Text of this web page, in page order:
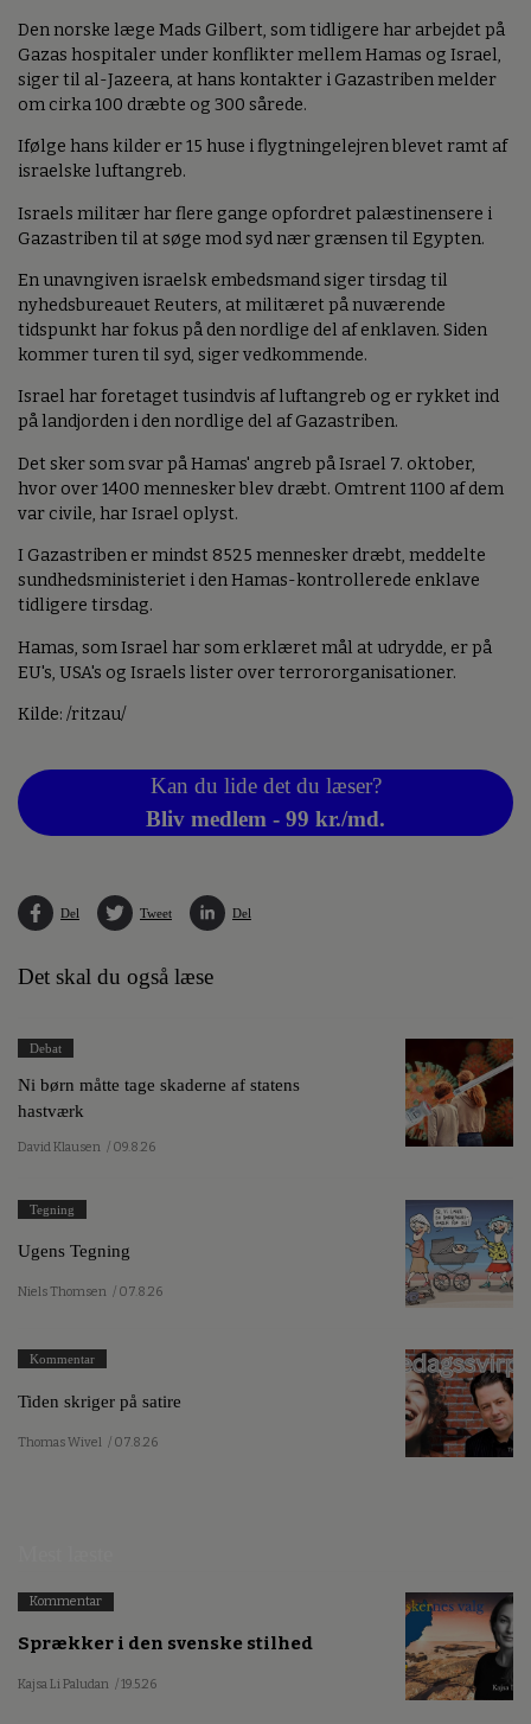
Den norske læge Mads Gilbert, som tidligere har arbejdet på
Gazas hospitaler under konflikter mellem Hamas og Israel,
siger til al-Jazeera, at hans kontakter i Gazastriben melder
om cirka 100 dræbte og 300 sårede.
Ifølge hans kilder er 15 huse i flygtningelejren blevet ramt af
israelske luftangreb.
Israels militær har flere gange opfordret palæstinensere i
Gazastriben til at søge mod syd nær grænsen til Egypten.
En unavngiven israelsk embedsmand siger tirsdag til
nyhedsbureauet Reuters, at militæret på nuværende
tidspunkt har fokus på den nordlige del af enklaven. Siden
kommer turen til syd, siger vedkommende.
Israel har foretaget tusindvis af luftangreb og er rykket ind
på landjorden i den nordlige del af Gazastriben.
Det sker som svar på Hamas' angreb på Israel 7. oktober,
hvor over 1400 mennesker blev dræbt. Omtrent 1100 af dem
var civile, har Israel oplyst.
I Gazastriben er mindst 8525 mennesker dræbt, meddelte
sundhedsministeriet i den Hamas-kontrollerede enklave
tidligere tirsdag.
Hamas, som Israel har som erklæret mål at udrydde, er på
EU's, USA's og Israels lister over terrororganisationer.
Kilde: /ritzau/
Kan du lide det du læser?
Bliv medlem - 99 kr./md.
Del Tweet Del
Det skal du også læse
Debat
Ni børn måtte tage skaderne af statens
hastværk
David Klausen / 09.8.26
Tegning
Ugens Tegning
Niels Thomsen / 07.8.26
Kommentar
Tiden skriger på satire
Thomas Wivel / 07.8.26
Kommentar
Sprækker i den svenske stilhed
Kajsa Li Paludan / 19.5.26